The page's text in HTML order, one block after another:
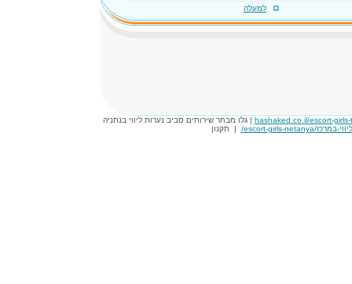
למעלה
hashaked.co.il/escort-girls- | גלו מבחר שירותים סביב נערות ליווי בנתניה
| תקנון